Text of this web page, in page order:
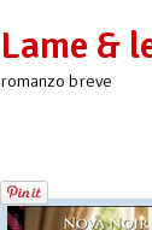
Lame &
romanzo breve